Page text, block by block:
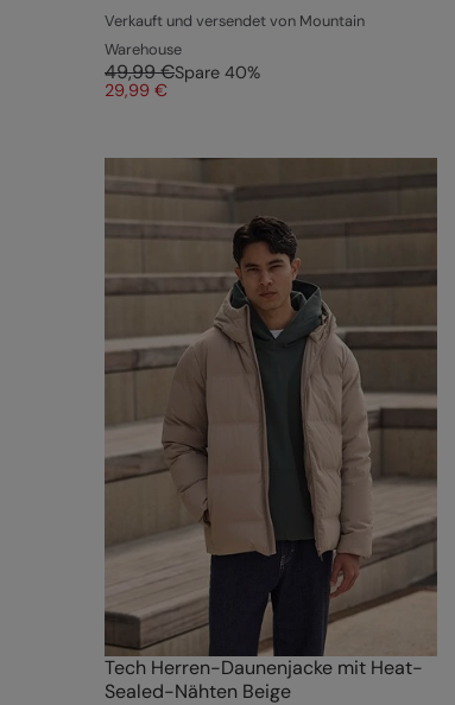
Verkauft und versendet von Mountain
Warehouse
49,99 €Spare 40%
29,99 €
Tech Herren-Daunenjacke mit Heat-
Sealed-Nähten Beige